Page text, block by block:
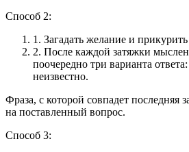
Способ 2:
1. Загадать желание и прикурить
2. После каждой затяжки
поочередно три варианта ответа:
неизвестно.
Фраза, с которой совпадет последняя
на поставленный вопрос.
Способ 3: